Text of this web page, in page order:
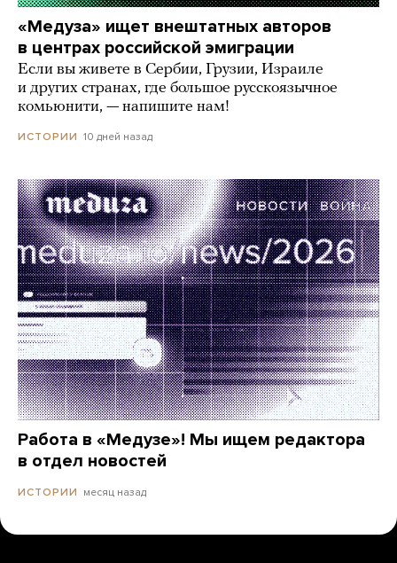
«Медуза» ищет внештатных авторов
в центрах российской эмиграции
Если вы живете в Сербии, Грузии, Израиле
и других странах, где большое русскоязычное
комьюнити, — напишите нам!
ИСТОРИИ 10 дней назад
Работа в «Медузе»! Мы ищем редактора
в отдел новостей
ИСТОРИИ месяц назад